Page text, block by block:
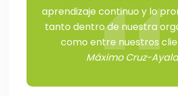
aprendizaje continuo y lo
tanto dentro de nuestra
como entre nuestros
Máximo Cruz-Ayala